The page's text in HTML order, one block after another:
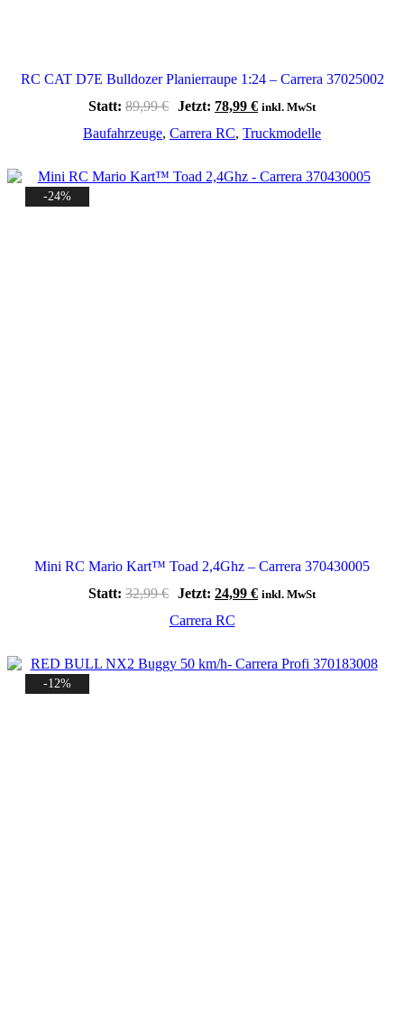
RC CAT D7E Bulldozer Planierraupe 1:24 – Carrera 37025002
Statt: 89,99€ Ursprünglicher
war:
Jetzt: 78,99 €Aktueller
ist:
inkl. MwSt
Baufahrzeuge, Carrera RC, Truckmodelle
-24%
Mini RC Mario Kart™ Toad 2,4Ghz – Carrera 370430005
Statt: 32,99€ Ursprünglicher
war:
Jetzt: 24,99 €Aktueller
inkl. MwSt
Carrera RC
-12%